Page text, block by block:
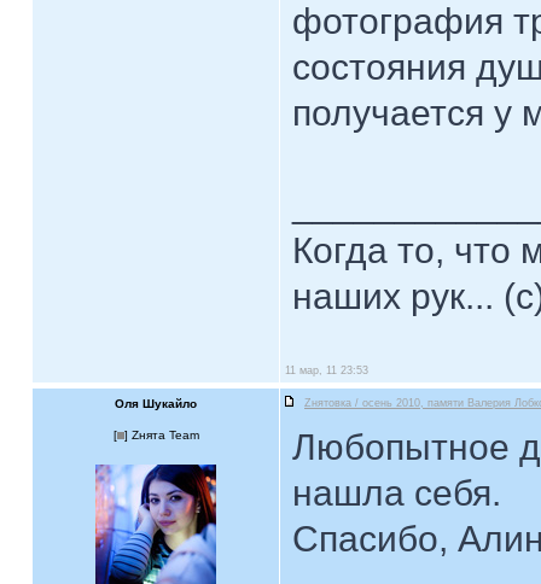
фотография
состояния
получается у
Когда то, что
наших рук...
11 мар, 11 23:53
Оля Шукайло Zнятовка / осень 2010, памяти Валерия
[ ] Zнята Team
Любопытное
нашла себя.
Спасибо,